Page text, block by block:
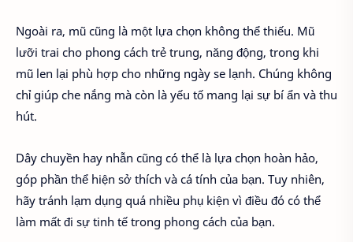
Ngoài ra, mũ cũng là một lựa chọn không thể thiếu. Mũ
lưỡi trai cho phong cách trẻ trung, năng động, trong khi
mũ len lại phù hợp cho những ngày se lạnh. Chúng không
chỉ giúp che nắng mà còn là yếu tố mang lại sự bí ẩn và thu
hút.
Dây chuyền hay nhẫn cũng có thể là lựa chọn hoàn hảo,
góp phần thể hiện sở thích và cá tính của bạn. Tuy nhiên,
hãy tránh lạm dụng quá nhiều phụ kiện vì điều đó có thể
làm mất đi sự tinh tế trong phong cách của bạn.